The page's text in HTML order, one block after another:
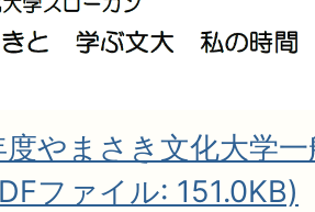
やまさき文化大学
ファイル: 151.0KB)